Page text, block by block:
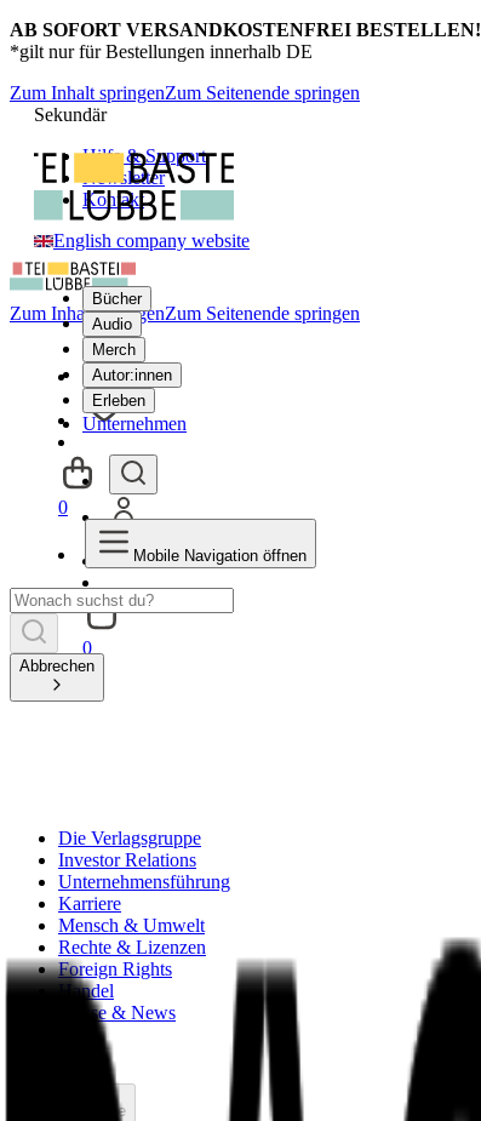
AB SOFORT VERSANDKOSTENFREI BESTELLEN!
*gilt nur für Bestellungen innerhalb DE
Zum Inhalt springenZum Seitenende springen
Sekundär
Hilfe & Support
Newsletter
Kontakt
English company website
Bücher
Audio
Merch
Autor:innen
Erleben
Unternehmen
0
Zum Inhalt springenZum Seitenende springen
0
Mobile Navigation öffnen
Abbrechen
Die Verlagsgruppe
Investor Relations
Unternehmensführung
Karriere
Mensch & Umwelt
Rechte & Lizenzen
Foreign Rights
Handel
Presse & News
nach vorne